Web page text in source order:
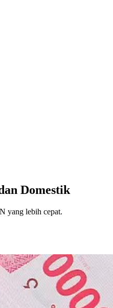
Domestik
yang lebih cepat.